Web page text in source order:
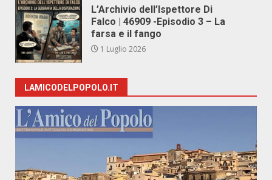
L’Archivio dell’Ispettore Di
Falco | 46909 -Episodio 3 – La
farsa e il fango
1 Luglio 2026
LAMICODELPOPOLO.IT